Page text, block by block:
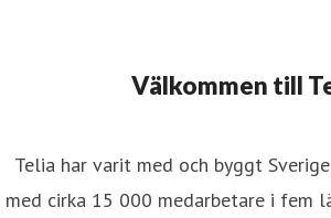
Välkommen till
Telia har varit med och byggt
med cirka 15 000 medarbetare i fem